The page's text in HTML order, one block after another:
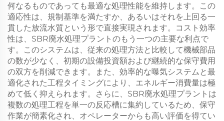
何なるものであっても最適な処理性能を維持します。この
適応性は、規制基準を満たすか、あるいはそれを上回る一
貫した放流水質という形で直接実現されます。コスト効率
性は、SBR廃水処理プラントのもう一つの主要な利点で
す。このシステムは、従来の処理方法と比較して機械部品
の数が少なく、初期の設備投資額および継続的な保守費用
の双方を削減できます。また、効率的な曝気システムと最
適化された工程タイミングにより、エネルギー消費量は極
めて低く抑えられます。さらに、SBR廃水処理プラントは
複数の処理工程を単一の反応槽に集約しているため、保守
作業が簡素化され、オペレーターからも高い評価を得てい